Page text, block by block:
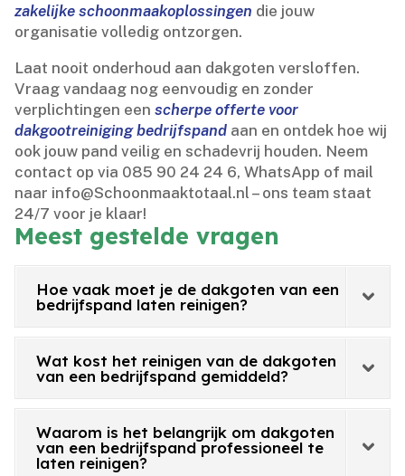
zakelijke schoonmaakoplossingen die jouw
organisatie volledig ontzorgen.​
Laat nooit onderhoud aan dakgoten versloffen.​
Vraag vandaag nog eenvoudig en zonder
verplichtingen eenscherpe offerte voor
dakgootreiniging bedrijfspand aan en ontdek hoe wij
ook jouw pand veilig en schadevrij houden.​ Neem
contact op via 085 90 24 24 6, WhatsApp of mail
naar info@Schoonmaaktotaal.​nl – ons team staat
24/7 voor je klaar!
Meest gestelde vragen
Hoe vaak moet je de dakgoten van een
bedrijfspand laten reinigen?
Wat kost het reinigen van de dakgoten
van een bedrijfspand gemiddeld?
Waarom is het belangrijk om dakgoten
van een bedrijfspand professioneel te
laten reinigen?